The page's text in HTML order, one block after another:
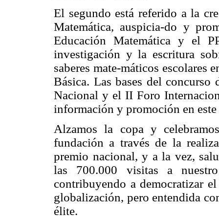
El segundo está referido a la
Matemática, auspicia-do y
Educación Matemática y el
investigación y la escritura
saberes mate-máticos escolares
Básica. Las bases del
Nacional y el II Foro
información y promoción en
Alzamos la copa y
fundación a través de la
premio nacional, y a la vez,
las 700.000 visitas a
contribuyendo a democratizar
globalización, pero entendida
élite.